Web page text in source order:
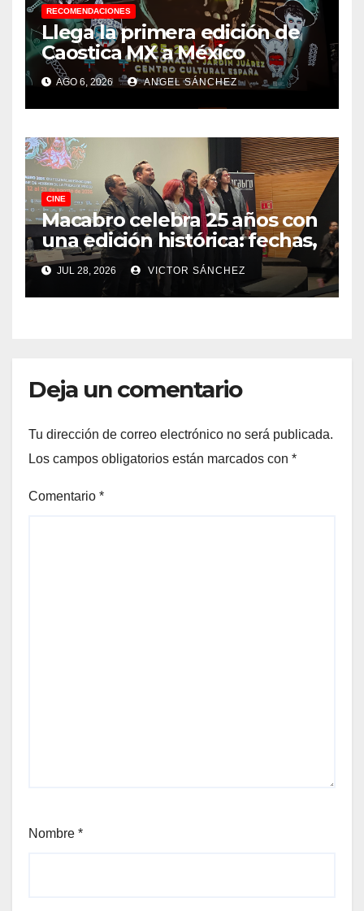
RECOMENDACIONES
Llega la primera edición de
Caostica MX a México
AGO 6, 2026 ANGEL SÁNCHEZ
CINE
Macabro celebra 25 años con
una edición histórica: fechas,
sedes, invitados y todo lo que
debes saber
JUL 28, 2026 VICTOR SÁNCHEZ
Deja un comentario
Tu dirección de correo electrónico no será publicada.
Los campos obligatorios están marcados con *
Comentario *
Nombre *